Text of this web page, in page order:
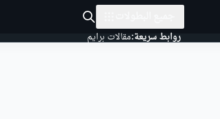
روابط سريعة:مقالات برايم